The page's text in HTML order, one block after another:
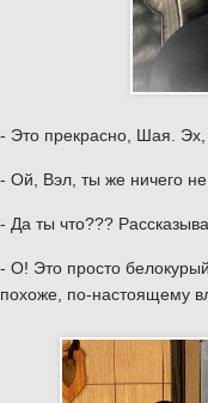
- Это прекрасно, Шая.
- Ой, Вэл, ты же ничего
- Да ты что???
- О! Это просто
похоже, по-настоящему